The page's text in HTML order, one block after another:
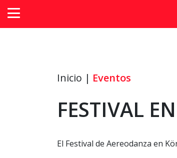
Inicio | Eventos
FESTIVAL
El Festival de Aereodanza en